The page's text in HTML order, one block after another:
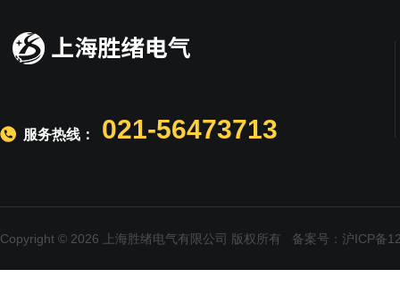
服务热线： 021-56473713
Copyright © 2026 上海胜绪电气有限公司 版权所有 备案号：沪ICP备